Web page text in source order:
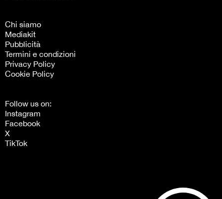
Chi siamo
Mediakit
Pubblicità
Termini e condizioni
Privacy Policy
Cookie Policy
Follow us on:
Instagram
Facebook
X
TikTok